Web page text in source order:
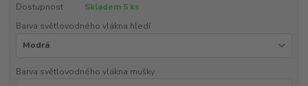
Dostupnost
Skladem 5 ks
Barva světlovodného vlákna hledí
Barva světlovodného vlákna mušky